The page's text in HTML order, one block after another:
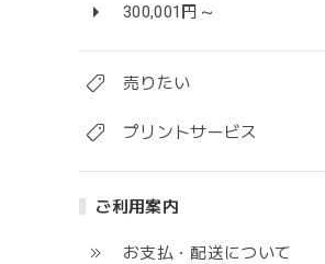
300,001円～
売りたい
プリントサービス
ご利用案内
お支払・配送について